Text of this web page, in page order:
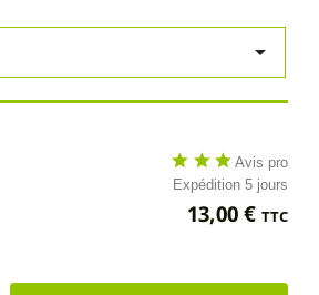

star star star Avis pro
Expédition 5 jours
Prix
13,00 € TTC